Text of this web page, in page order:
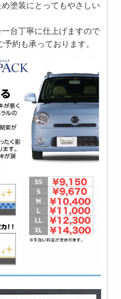
塗装にとってもやさしい
台丁寧に仕上げますので
約も承っております。